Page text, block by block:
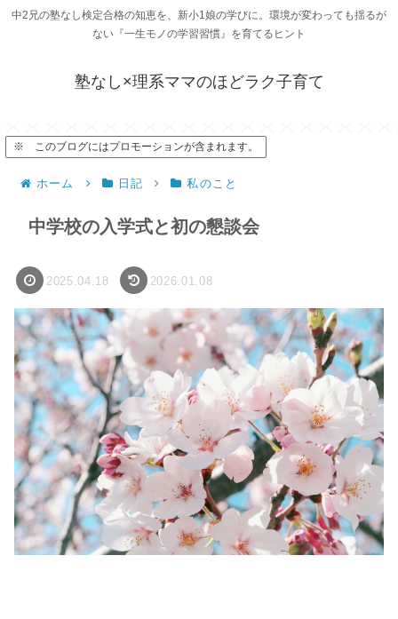
中2兄の塾なし検定合格の知恵を、新小1娘の学びに。環境が変わっても揺るが
ない『一生モノの学習習慣』を育てるヒント
塾なし×理系ママのほどラク子育て
※ このブログにはプロモーションが含まれます。
ホーム 日記 私のこと
中学校の入学式と初の懇談会
2025.04.18 2026.01.08